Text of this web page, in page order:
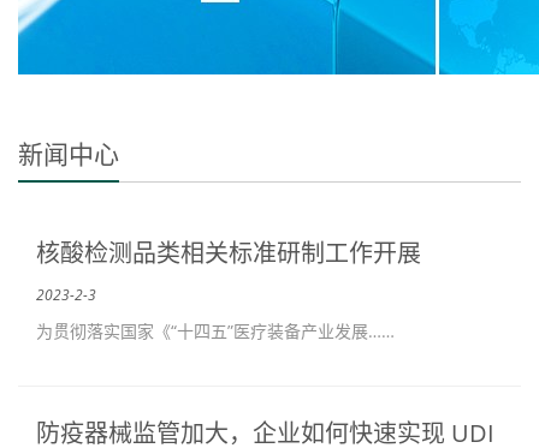
新闻中心
核酸检测品类相关标准研制工作开展
2023-2-3
为贯彻落实国家《“十四五”医疗装备产业发展……
防疫器械监管加大，企业如何快速实现 UDI